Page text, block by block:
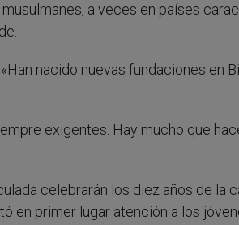
a veces en países
nacido nuevas fundaciones en
exigentes. Hay mucho que
celebrarán los diez años de la
en primer lugar atención a los